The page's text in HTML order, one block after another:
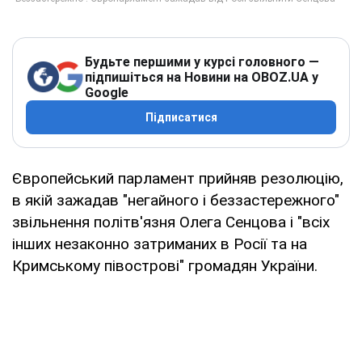
Будьте першими у курсі головного —
підпишіться на Новини на OBOZ.UA у
Google
Підписатися
Європейський парламент прийняв резолюцію,
в якій зажадав "негайного і беззастережного"
звільнення політв'язня Олега Сенцова і "всіх
інших незаконно затриманих в Росії та на
Кримському півострові" громадян України.